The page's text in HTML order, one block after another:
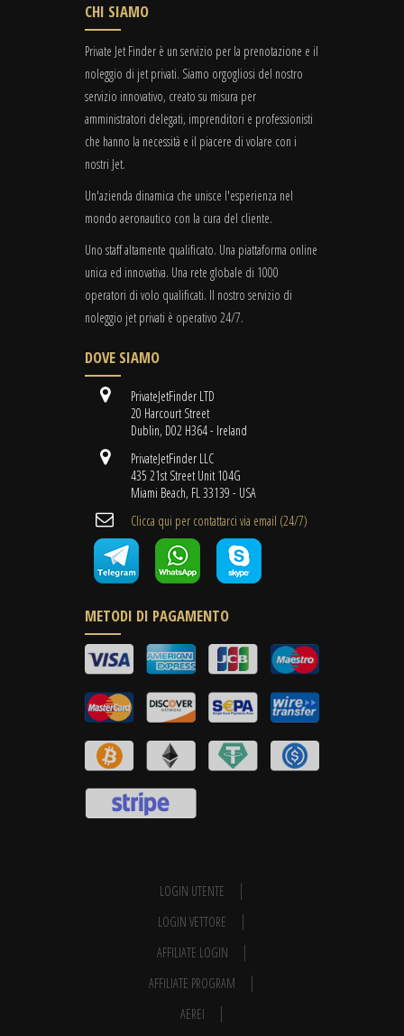
CHI SIAMO
Private Jet Finder è un servizio per la prenotazione e il
noleggio di jet privati. Siamo orgogliosi del nostro
servizio innovativo, creato su misura per
amministratori delegati, imprenditori e professionisti
che hanno la necessità e il piacere di volare con i
nostri Jet.
Un'azienda dinamica che unisce l'esperienza nel
mondo aeronautico con la cura del cliente.
Uno staff altamente qualificato. Una piattaforma online
unica ed innovativa. Una rete globale di 1000
operatori di volo qualificati. Il nostro servizio di
noleggio jet privati è operativo 24/7.
DOVE SIAMO
PrivateJetFinder LTD
20 Harcourt Street
Dublin, D02 H364 - Ireland
PrivateJetFinder LLC
435 21st Street Unit 104G
Miami Beach, FL 33139 - USA
Clicca qui per contattarci via email (24/7)
METODI DI PAGAMENTO
LOGIN UTENTE
LOGIN VETTORE
AFFILIATE LOGIN
AFFILIATE PROGRAM
AEREI